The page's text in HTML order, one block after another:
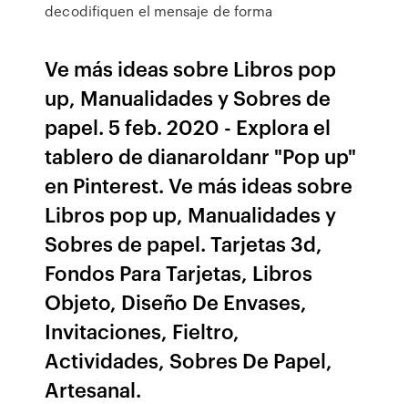
decodifiquen el mensaje de forma
Ve más ideas sobre Libros pop
up, Manualidades y Sobres de
papel. 5 feb. 2020 - Explora el
tablero de dianaroldanr "Pop up"
en Pinterest. Ve más ideas sobre
Libros pop up, Manualidades y
Sobres de papel. Tarjetas 3d,
Fondos Para Tarjetas, Libros
Objeto, Diseño De Envases,
Invitaciones, Fieltro,
Actividades, Sobres De Papel,
Artesanal.